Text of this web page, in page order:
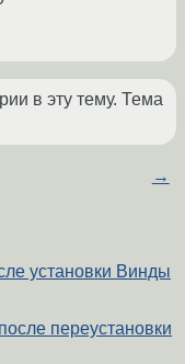
в эту тему. Тема
→
установки Винды
переустановки